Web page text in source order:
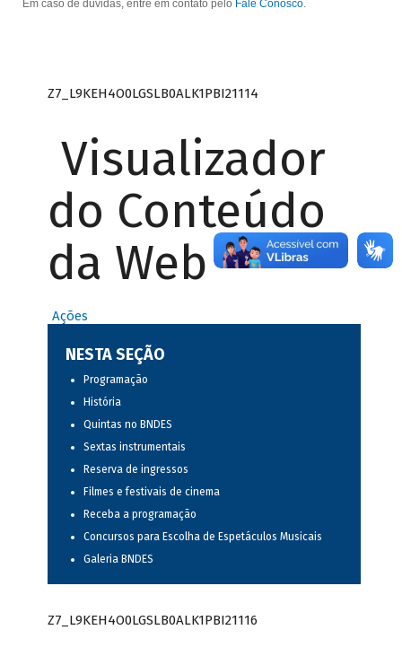
Em caso de dúvidas, entre em contato pelo Fale Conosco.
Z7_L9KEH4O0LGSLB0ALK1PBI21114
Visualizador
do Conteúdo
da Web
Ações
NESTA SEÇÃO
Programação
História
Quintas no BNDES
Sextas instrumentais
Reserva de ingressos
Filmes e festivais de cinema
Receba a programação
Concursos para Escolha de Espetáculos Musicais
Galeria BNDES
Z7_L9KEH4O0LGSLB0ALK1PBI21116